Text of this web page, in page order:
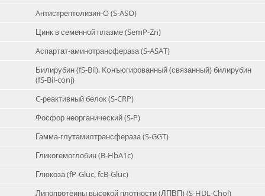
Aнтистрептолизин-O (S-ASO)
Цинк в семенной плазме (SemP-Zn)
Aспартат-аминотрансфераза (S-ASAT)
Билирубин (fS-Bil), Koнъюгированный (связанный) билирубин
(fS-Bil-conj)
C-реактивный белок (S-CRP)
Фосфор неорганический (S-P)
Гамма-глутамилтрансфераза (S-GGT)
Гликогемоглобин (B-HbA1c)
Глюкоза (fP-Gluc, fcB-Gluc)
Липопротеины высокой плотности (ЛПВП) (S-HDL-Chol)